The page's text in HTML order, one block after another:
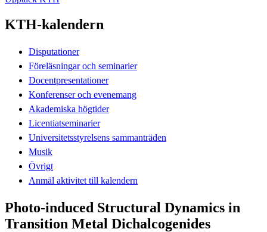
KTH-kalendern
Disputationer
Föreläsningar och seminarier
Docentpresentationer
Konferenser och evenemang
Akademiska högtider
Licentiatseminarier
Universitetsstyrelsens sammanträden
Musik
Övrigt
Anmäl aktivitet till kalendern
Photo-induced Structural Dynamics in
Transition Metal Dichalcogenides